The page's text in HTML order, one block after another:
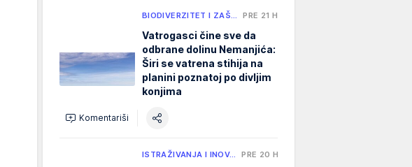
BIODIVERZITET I ZAŠ… PRE 21 H
Vatrogasci čine sve da
odbrane dolinu Nemanjića:
Širi se vatrena stihija na
planini poznatoj po divljim
konjima
Komentariši
ISTRAŽIVANJA I INOV… PRE 20 H